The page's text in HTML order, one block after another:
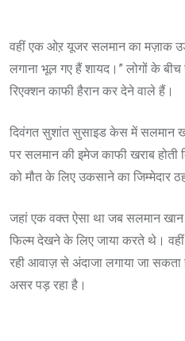
वहीं एक ओऱ यूजर सलमान का मज़ाक
लगाना भूल गए हैं शायद।” लोगों के
रिएक्शन काफी हैरान कर देने वाले हैं।
दिवंगत सुशांत सुसाइड केस में सलमान
पर सलमान की इमेज काफी खराब होती
को मौत के लिए उकसाने का जिम्मेदार
जहां एक वक्त ऐसा था जब सलमान खान
फिल्म देखने के लिए जाया करते थे।
रही आवाज़ से अंदाजा लगाया जा सकता
असर पड़ रहा है।